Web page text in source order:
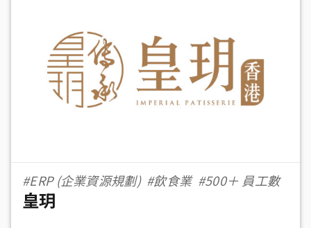
#ERP (企業資源規劃) #飲食業 #500＋ 員工數
皇玥